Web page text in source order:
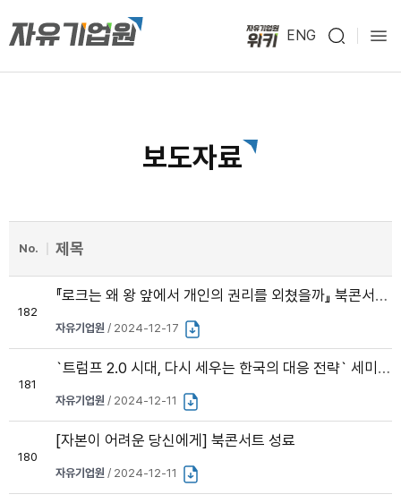
ENG
보도자료
No. 제목
182
『로크는 왜 왕 앞에서 개인의 권리를 외쳤을까』 북콘서트 성료
자유기업원 / 2024-12-17
181
`트럼프 2.0 시대, 다시 세우는 한국의 대응 전략` 세미나 개최
자유기업원 / 2024-12-11
180
[자본이 어려운 당신에게] 북콘서트 성료
자유기업원 / 2024-12-11